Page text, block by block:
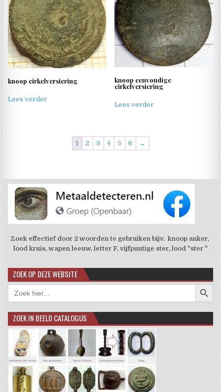
knoop cirkelversiering
Lees verder
knoop eenvoudige
cirkelversiering
Lees verder
1 2 3 4 5 6 →
Zoek effectief door 2 woorden te gebruiken bijv. knoop anker,
lood kruis, wapen leeuw, letter F, vijfpuntige ster, lood "ster "
ZOEK OP DEZE WEBSITE
Zoek
naar:
ZOEK IN BEELD CATALOGUS